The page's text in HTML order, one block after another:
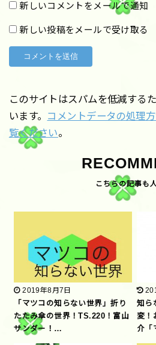
新しいコメントをメールで通知
新しい投稿をメールで受け取る
このサイトはスパムを低減する
います。 コメントデータの処理
覧ください。
2019年8月7日
「マツコの知らない世界」折り
たたみ傘の世界！TS.220！富山
サンダー！…
知ら
変！
介「